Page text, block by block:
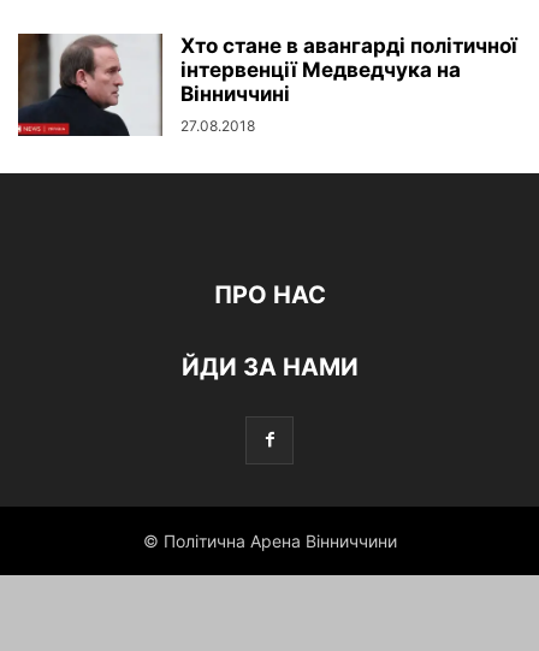
Хто стане в авангарді політичної
інтервенції Медведчука на
Вінниччині
27.08.2018
ПРО НАС
ЙДИ ЗА НАМИ
© Політична Арена Вінниччини